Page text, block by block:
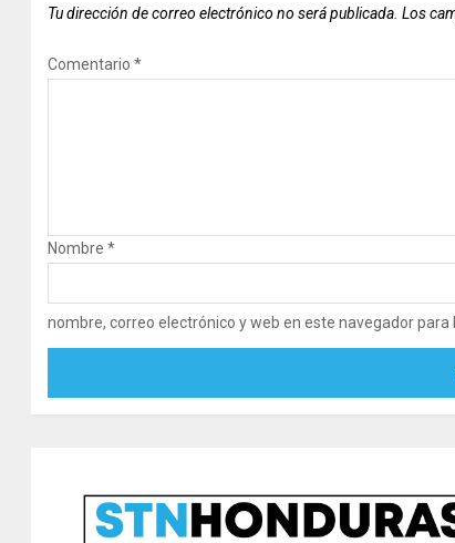
Tu dirección de correo electrónico no será publicada. Los
Comentario*
Nombre*
nombre, correo electrónico y web en este navegador para